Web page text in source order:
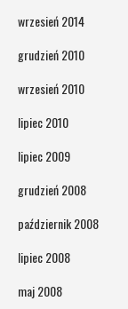
wrzesień 2014
grudzień 2010
wrzesień 2010
lipiec 2010
lipiec 2009
grudzień 2008
październik 2008
lipiec 2008
maj 2008